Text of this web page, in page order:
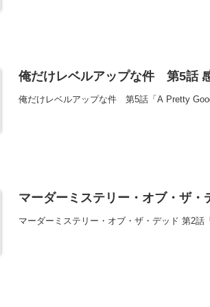
俺だけレベルアップな件 第5話
俺だけレベルアップな件 第5話「A Pretty
マーダーミステリー・オブ・ザ・
マーダーミステリー・オブ・ザ・デッド 第2話